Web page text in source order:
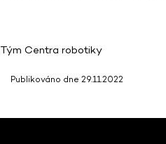
Tým Centra robotiky
Publikováno dne 29.11.2022